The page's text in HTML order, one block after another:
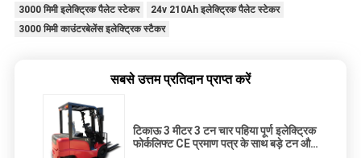
3000 मिमी इलेक्ट्रिक पैलेट स्टेकर
24v 210Ah इलेक्ट्रिक पैलेट स्टेकर
3000 मिमी काउंटरबेलेंस इलेक्ट्रिक स्टैकर
सबसे उत्तम प्रतिदान प्राप्त करें
टिकाऊ 3 मीटर 3 टन चार पहिया पूर्ण इलेक्ट्रिक
फोर्कलिफ्ट CE प्रमाण पत्र के साथ बड़े टन और